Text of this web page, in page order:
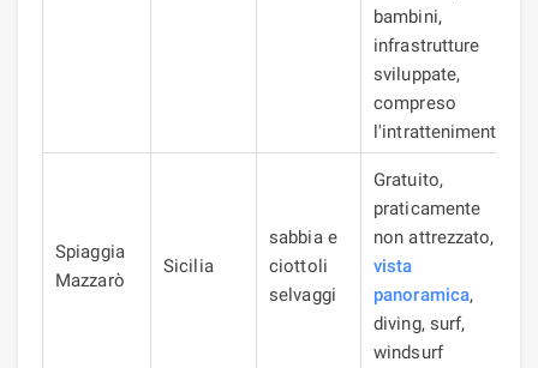
bambini,
infrastrutture
sviluppate,
compreso
l'intrattenimento
Spiaggia
Mazzarò
Sicilia
sabbia e
ciottoli
selvaggi
Gratuito,
praticamente
non attrezzato,
vista
panoramica,
diving, surf,
windsurf